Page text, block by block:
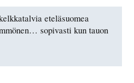
eteläsuomea
sopivasti kun tauon